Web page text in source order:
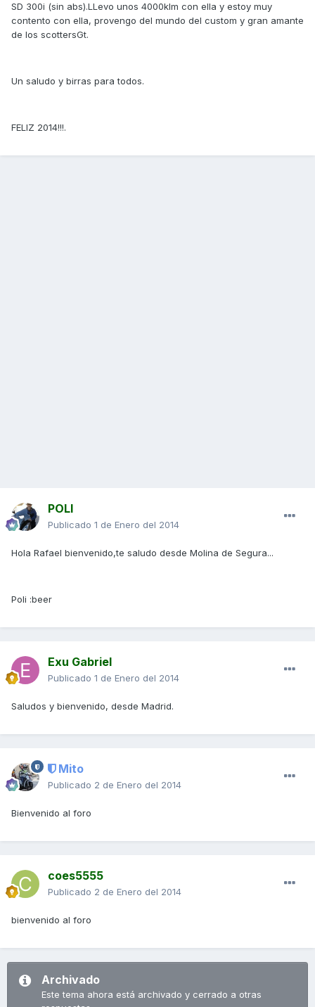
SD 300i (sin abs).LLevo unos 4000klm con ella y estoy muy
contento con ella, provengo del mundo del custom y gran amante
de los scottersGt.
Un saludo y birras para todos.
FELIZ 2014!!!.
POLI
Publicado 1 de Enero del 2014
Hola Rafael bienvenido,te saludo desde Molina de Segura...
Poli :beer
Exu Gabriel
Publicado 1 de Enero del 2014
Saludos y bienvenido, desde Madrid.
Mito
Publicado 2 de Enero del 2014
Bienvenido al foro
coes5555
Publicado 2 de Enero del 2014
bienvenido al foro
Archivado
Este tema ahora está archivado y cerrado a otras